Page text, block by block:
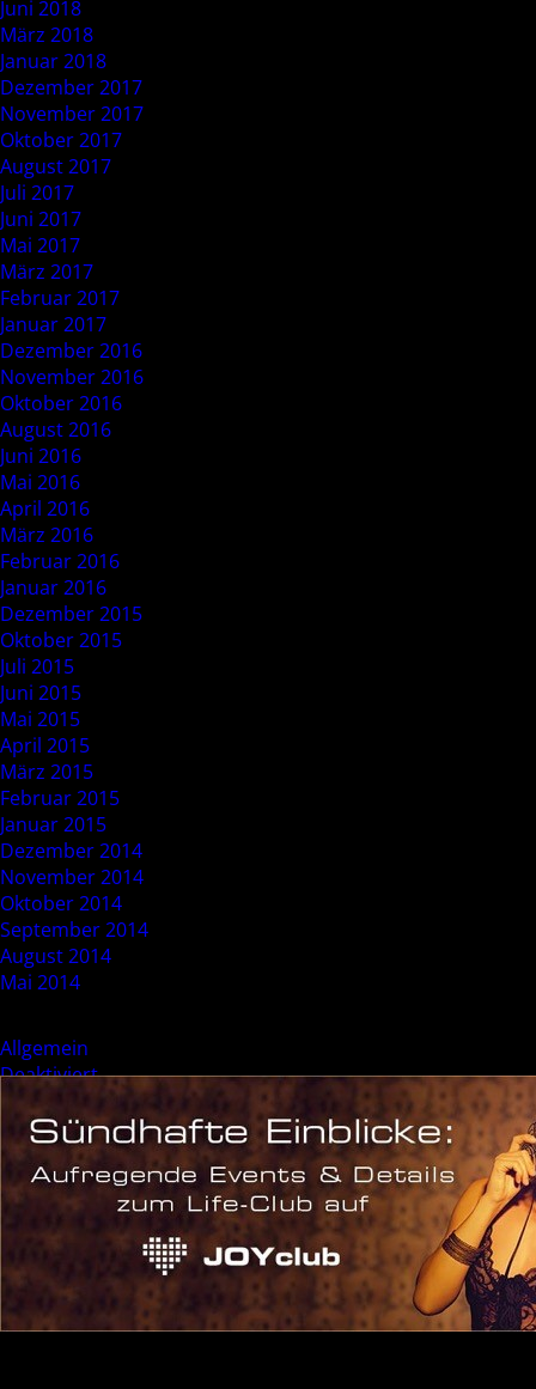
Juni 2018
März 2018
Januar 2018
Dezember 2017
November 2017
Oktober 2017
August 2017
Juli 2017
Juni 2017
Mai 2017
März 2017
Februar 2017
Januar 2017
Dezember 2016
November 2016
Oktober 2016
August 2016
Juni 2016
Mai 2016
April 2016
März 2016
Februar 2016
Januar 2016
Dezember 2015
Oktober 2015
Juli 2015
Juni 2015
Mai 2015
April 2015
März 2015
Februar 2015
Januar 2015
Dezember 2014
November 2014
Oktober 2014
September 2014
August 2014
Mai 2014
Allgemein
Deaktiviert
Event
Sonderevent
Meta
Anmelden
Eintrags-Feed
Kommentar-Feed
WordPress.org